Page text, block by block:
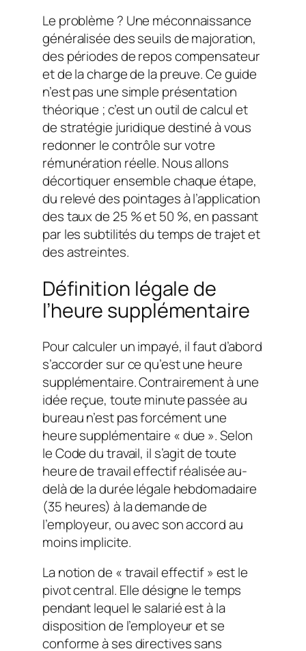
Le problème ? Une méconnaissance
généralisée des seuils de majoration,
des périodes de repos compensateur
et de la charge de la preuve. Ce guide
n’est pas une simple présentation
théorique ; c’est un outil de calcul et
de stratégie juridique destiné à vous
redonner le contrôle sur votre
rémunération réelle. Nous allons
décortiquer ensemble chaque étape,
du relevé des pointages à l’application
des taux de 25 % et 50 %, en passant
par les subtilités du temps de trajet et
des astreintes.
Définition légale de
l’heure supplémentaire
Pour calculer un impayé, il faut d’abord
s’accorder sur ce qu’est une heure
supplémentaire. Contrairement à une
idée reçue, toute minute passée au
bureau n’est pas forcément une
heure supplémentaire « due ». Selon
le Code du travail, il s’agit de toute
heure de travail effectif réalisée au-
delà de la durée légale hebdomadaire
(35 heures) à la demande de
l’employeur, ou avec son accord au
moins implicite.
La notion de « travail effectif » est le
pivot central. Elle désigne le temps
pendant lequel le salarié est à la
disposition de l’employeur et se
conforme à ses directives sans